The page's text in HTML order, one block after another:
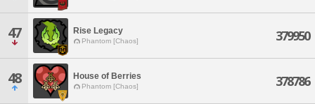
47 Rise Legacy
Phantom [Chaos] 379950
48 House of Berries
Phantom [Chaos] 378786